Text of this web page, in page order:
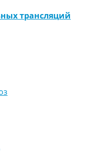
трансляций